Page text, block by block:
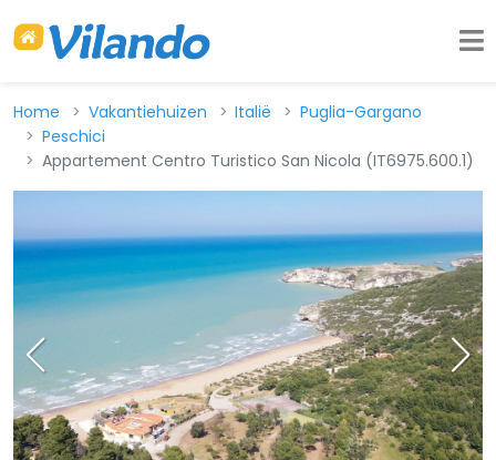
Home Vakantiehuizen Italië
Puglia-Gargano
Peschici
Appartement Centro Turistico San Nicola (IT6975.600.1)